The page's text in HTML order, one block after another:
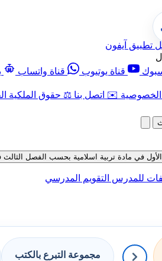
تطبيق آيفون
قناة يوتيوب قناة واتساب
✉️ اتصل بنا ⚖️ حقوق الملكية
في مادة تربية اسلامية بحسب الفصل الثالث في
للمدرس التقويم المدرسي
مجموعة التبرع بالكتب